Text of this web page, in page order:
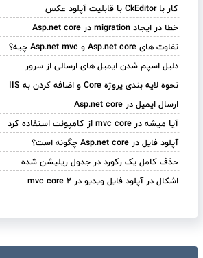
کار با CkEditor با قابلیت آپلود عکس
خطا در ایجاد migration در Asp.net core
تفاوت های Asp.net core و Asp.net mvc چیه؟
دلیل اسپم شدن ایمیل های ارسالی از سرور
نحوه لایه بندی پروژه Core و اضافه کردن به IIS
ارسال ایمیل در Asp.net core
آیا میشه در mvc core از کامپونت استفاده کرد
آپلود فایل در Asp.net core چگونه است؟
حذف کامل یک رکورد در جدول ریلیشن شده
اشکال در آپلود فایل ویدیو در mvc core 2